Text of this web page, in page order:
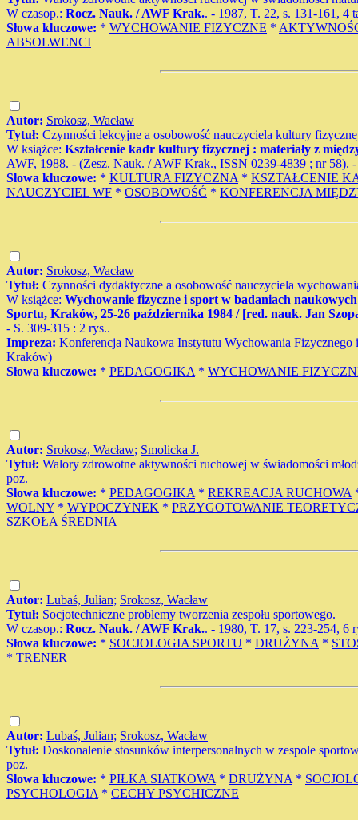
W czasop.: Rocz. Nauk. / AWF Krak.. - 1987, T. 22, s. 131-161, 4
Słowa kluczowe: * WYCHOWANIE FIZYCZNE *
ABSOLWENCI
Autor: Srokosz, Wacław
Tytuł: Czynności lekcyjne a osobowość nauczyciela kultury
W książce: Kształcenie kadr kultury fizycznej : materiały z
AWF, 1988. - (Zesz. Nauk. / AWF Krak., ISSN 0239-4839 ; nr 58).
Słowa kluczowe: * KULTURA FIZYCZNA * KSZTAŁCENIE
NAUCZYCIEL WF * OSOBOWOŚĆ * KONFERENCJA
Autor: Srokosz, Wacław
Tytuł: Czynności dydaktyczne a osobowość nauczyciela
W książce: Wychowanie fizyczne i sport w badaniach
Sportu, Kraków, 25-26 października 1984 / [red. nauk. Jan
- S. 309-315 : 2 rys..
Impreza: Konferencja Naukowa Instytutu Wychowania
Kraków)
Słowa kluczowe: * PEDAGOGIKA * WYCHOWANIE
Autor: Srokosz, Wacław; Smolicka J.
Tytuł: Walory zdrowotne aktywności ruchowej w świadomości
poz.
Słowa kluczowe: * PEDAGOGIKA * REKREACJA RUCHOWA
WOLNY * WYPOCZYNEK * PRZYGOTOWANIE
SZKOŁA ŚREDNIA
Autor: Lubaś, Julian; Srokosz, Wacław
Tytuł: Socjotechniczne problemy tworzenia zespołu sportowego.
W czasop.: Rocz. Nauk. / AWF Krak.. - 1980, T. 17, s. 223-254, 6
Słowa kluczowe: * SOCJOLOGIA SPORTU * DRUŻYNA *
* TRENER
Autor: Lubaś, Julian; Srokosz, Wacław
Tytuł: Doskonalenie stosunków interpersonalnych w zespole
poz.
Słowa kluczowe: * PIŁKA SIATKOWA * DRUŻYNA *
PSYCHOLOGIA * CECHY PSYCHICZNE